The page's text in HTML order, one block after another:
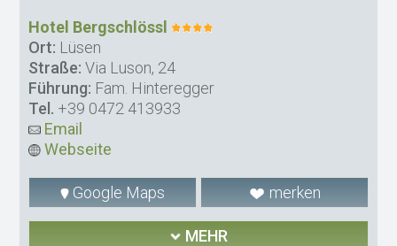
Hotel Bergschlössl
Ort: Lüsen
Straße: Via Luson, 24
Führung: Fam. Hinteregger
Tel. +39 0472 413933
Email
Webseite
Google Maps merken
MEHR